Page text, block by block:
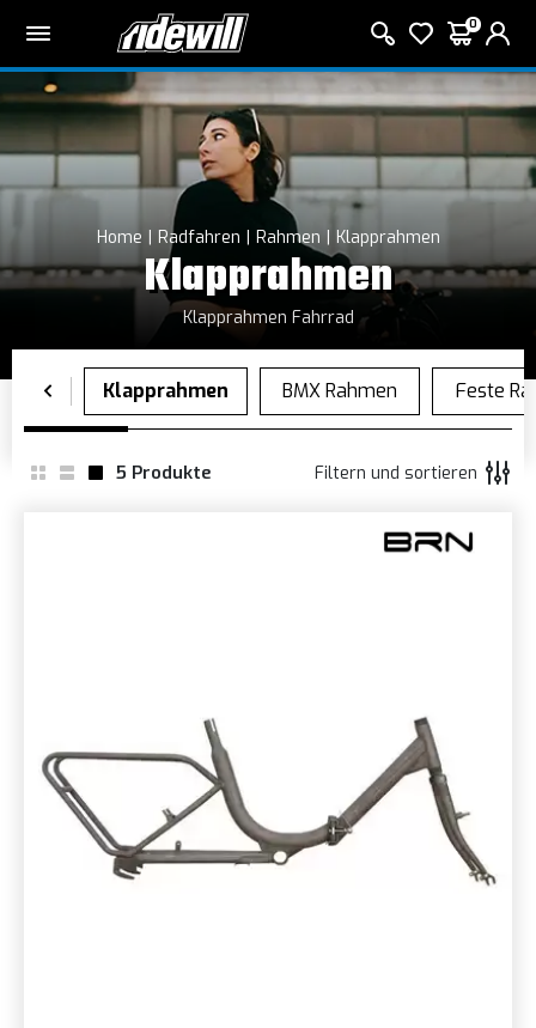
0
Home Radfahren Rahmen Klapprahmen
Klapprahmen
Klapprahmen Fahrrad
5 Produkte Filtern und sortieren